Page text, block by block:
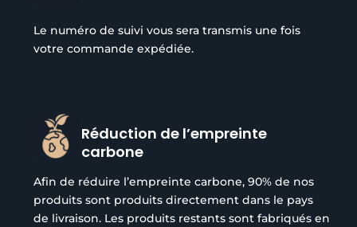
Le numéro de suivi vous sera transmis une fois
votre commande expédiée.
Réduction de l’empreinte
carbone
Afin de réduire l’empreinte carbone, 90% de nos
produits sont produits directement dans le pays
de livraison. Les produits restants sont fabriqués en